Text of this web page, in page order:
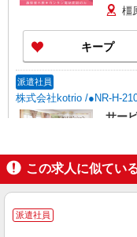
橿
キープ
派遣社員
株式会社kotrio /●NR-H-
サー
りな
通費全
橿
この求人に似てい
派遣社員